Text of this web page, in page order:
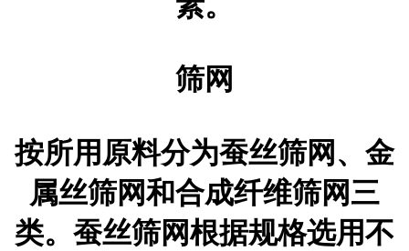
筛网
按所用原料分为蚕丝筛网、金
属丝筛网和合成纤维筛网三
类。蚕丝筛网根据规格选用不